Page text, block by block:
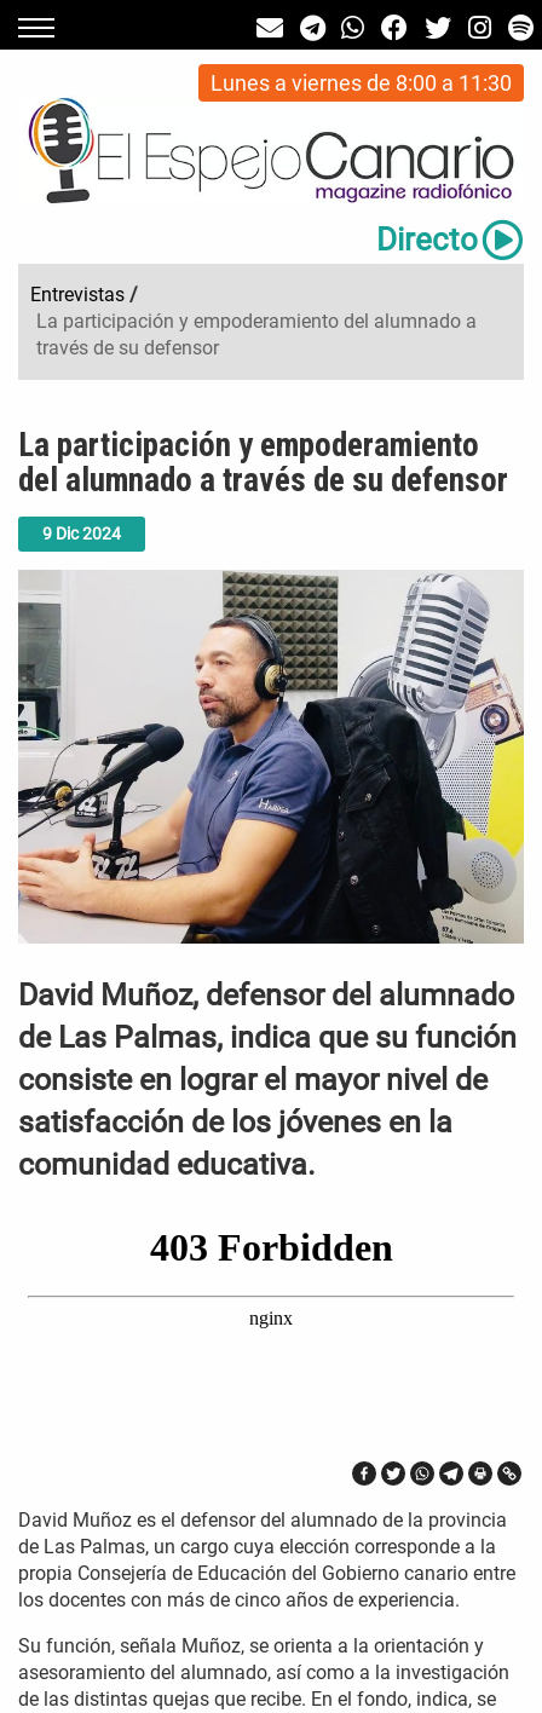
Lunes a viernes de 8:00 a 11:30
Directo
Entrevistas /
La participación y empoderamiento del alumnado a
través de su defensor
9 Dic2024
La participación y empoderamiento
del alumnado a través de su defensor
David Muñoz, defensor del alumnado
de Las Palmas, indica que su función
consiste en lograr el mayor nivel de
satisfacción de los jóvenes en la
comunidad educativa.
David Muñoz es el defensor del alumnado de la provincia
de Las Palmas, un cargo cuya elección corresponde a la
propia Consejería de Educación del Gobierno canario entre
los docentes con más de cinco años de experiencia.
Su función, señala Muñoz, se orienta a la orientación y
asesoramiento del alumnado, así como a la investigación
de las distintas quejas que recibe. En el fondo, indica, se